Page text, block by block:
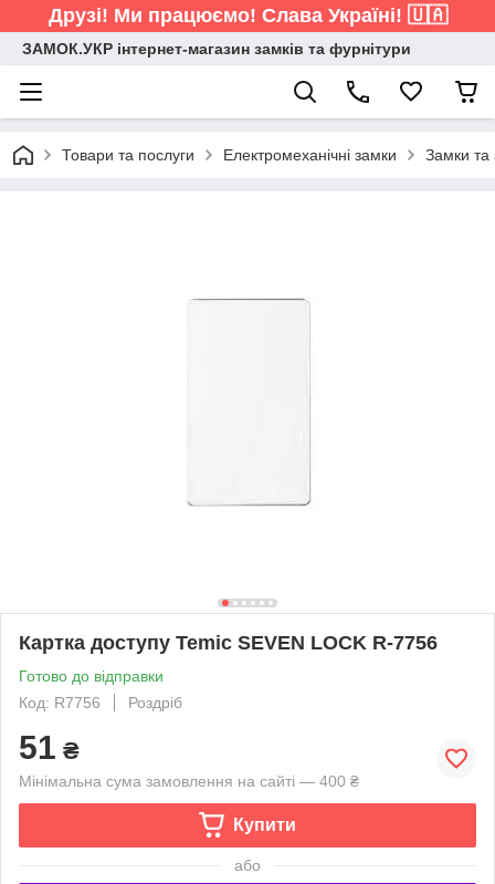
Друзі! Ми працюємо! Слава Україні! 🇺🇦
ЗАМОК.УКР інтернет-магазин замків та фурнітури
Товари та послуги Електромеханічні замки Замки та
Картка доступу Temic SEVEN LOCK R-7756
Готово до відправки
Код: R7756
Роздріб
51 ₴
Мінімальна сума замовлення на сайті — 400 ₴
Купити
або